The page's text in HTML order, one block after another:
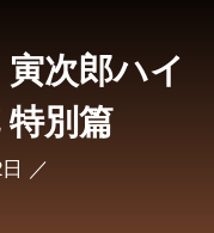
次郎ハイ
別篇
／